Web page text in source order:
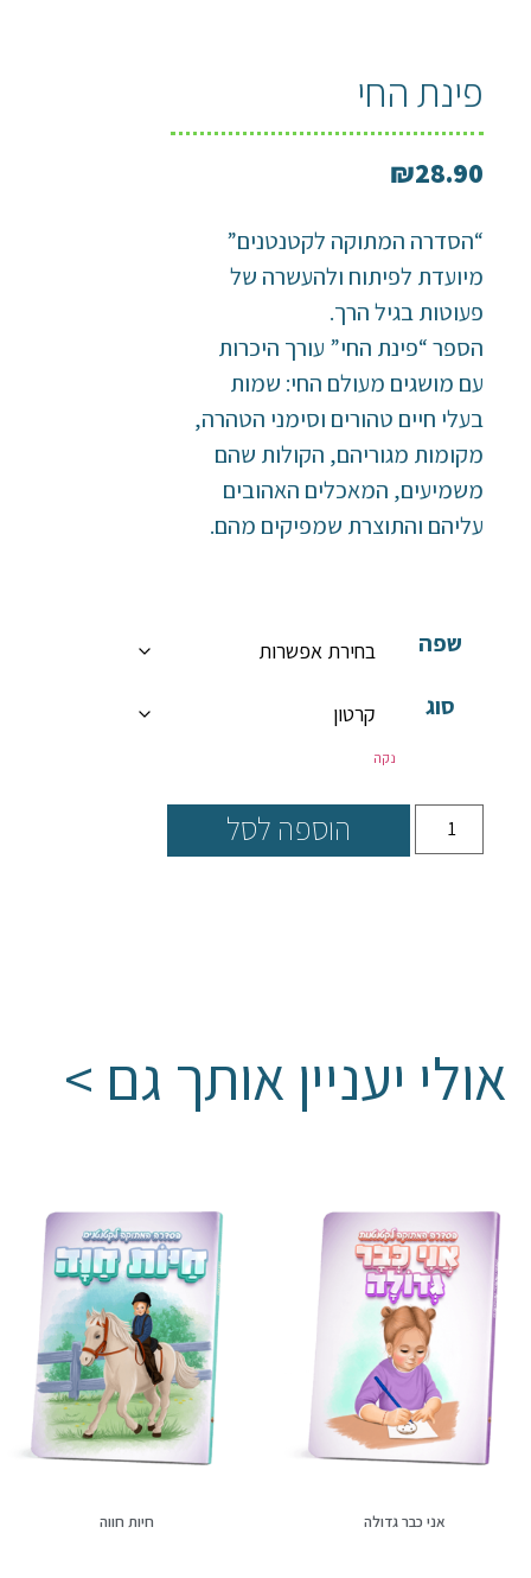
פינת החי
₪28.90
“הסדרה המתוקה לקטנטנים”
מיועדת לפיתוח ולהעשרה של
פעוטות בגיל הרך.
הספר “פינת החי” עורך היכרות
עם מושגים מעולם החי: שמות
בעלי חיים טהורים וסימני הטהרה,
מקומות מגוריהם, הקולות שהם
משמיעים, המאכלים האהובים
עליהם והתוצרת שמפיקים מהם.
שפה
סוג
נקה
הוספה לסל
אולי יעניין אותך גם >
אני כבר גדולה חיות חווה